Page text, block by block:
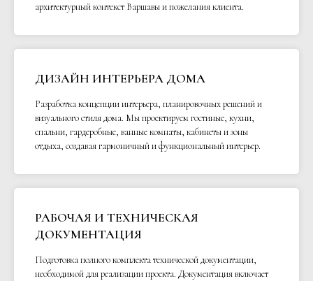
архитектурный контекст Варшавы и пожелания клиента.
ДИЗАЙН ИНТЕРЬЕРА ДОМА
Разработка концепции интерьера, планировочных решений и
визуального стиля дома. Мы проектируем гостиные, кухни,
спальни, гардеробные, ванные комнаты, кабинеты и зоны
отдыха, создавая гармоничный и функциональный интерьер.
РАБОЧАЯ И ТЕХНИЧЕСКАЯ
ДОКУМЕНТАЦИЯ
Подготовка полного комплекта технической документации,
необходимой для реализации проекта. Документация включает